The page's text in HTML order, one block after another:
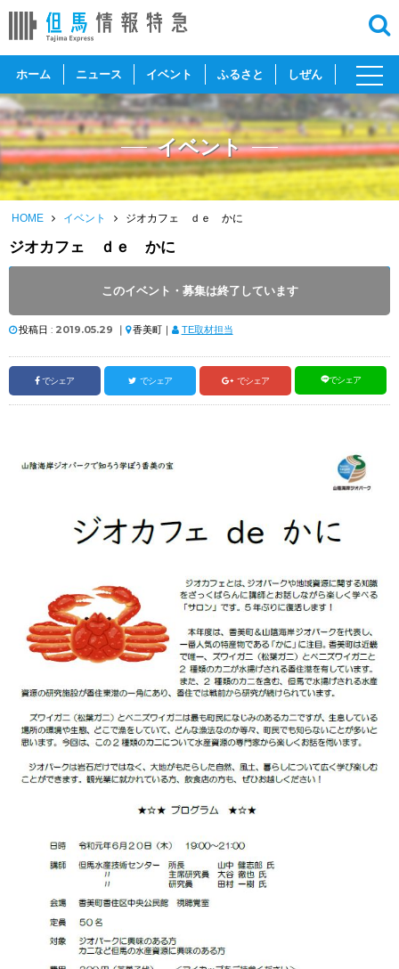
ホーム ニュース イベント ふるさと しぜん
toggle
イベント
HOME イベント ジオカフェ ｄｅ かに
ジオカフェ ｄｅ かに
このイベント・募集は終了しています
開催時間 : 19:00 ～ 21:00
投稿日 : 2019.05.29 ｜ 香美町｜ TE取材担当
でシェア でシェア でシェア でシェア